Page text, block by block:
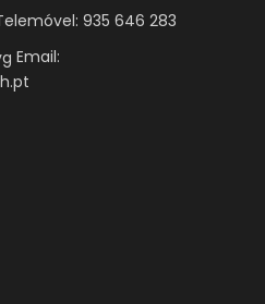
935 646 283
Email: